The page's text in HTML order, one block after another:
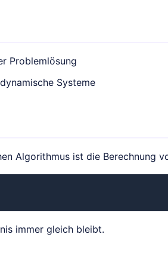
Problemlösung
Systeme
Algorithmus ist die Berechnung
immer gleich bleibt.